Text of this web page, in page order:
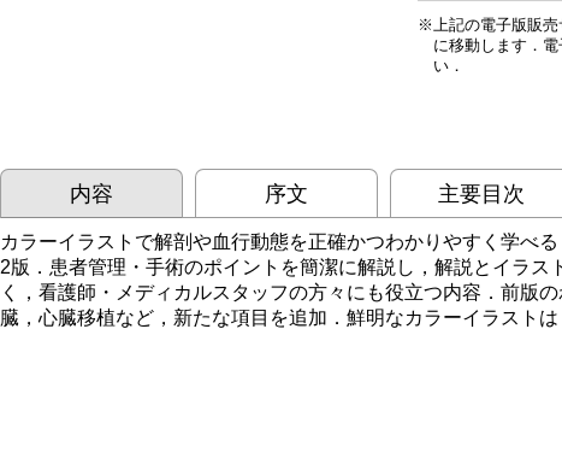
上記の電子版販
に移動します．
い．
内容 序文 主要目次
カラーイラストで解剖や血行動態を正確かつわかりやすく学べ
2版．患者管理・手術のポイントを簡潔に解説し，解説とイラス
く，看護師・メディカルスタッフの方々にも役立つ内容．前版
臓，心臓移植など，新たな項目を追加．鮮明なカラーイラスト